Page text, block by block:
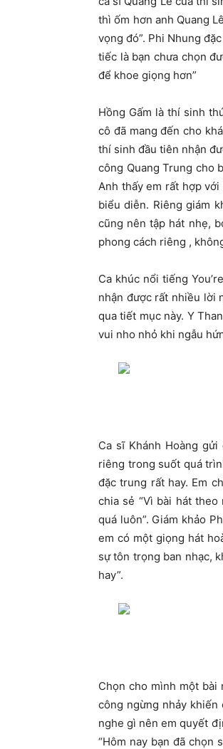
thì ốm hơn anh Quang
vọng đó”. Phi Nhung
tiếc là bạn chưa chọn
để khoe giọng hơn”
Hồng Gấm là thí sinh
cô đã mang đến cho
thí sinh đầu tiên nhận
công Quang Trung cho
Anh thấy em rất hợp
biểu diễn. Riêng giám
cũng nên tập hát nhẹ,
phong cách riêng ,
Ca khúc nổi tiếng
nhận được rất nhiều lời
qua tiết mục này. Y
vui nho nhỏ khi ngẫu
Ca sĩ Khánh Hoàng
riêng trong suốt quá
đặc trung rất hay. Em
chia sẻ “Vì bài hát
quá luôn”. Giám khảo
em có một giọng hát
sự tôn trọng ban nhạc,
hay”.
Chọn cho mình một
công ngừng nhảy
nghe gì nên em quyết
“Hôm nay bạn đã chọn